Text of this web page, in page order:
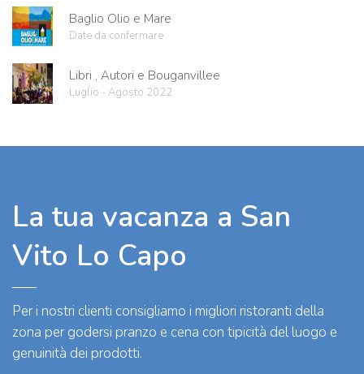
Baglio Olio e Mare
Date da confermare
Libri , Autori e Bouganvillee
Luglio - Agosto 2022
La tua vacanza a San
Vito Lo Capo
Per i nostri clienti consigliamo i migliori ristoranti della
zona per godersi pranzo e cena con tipicità del luogo e
genuinità dei prodotti.